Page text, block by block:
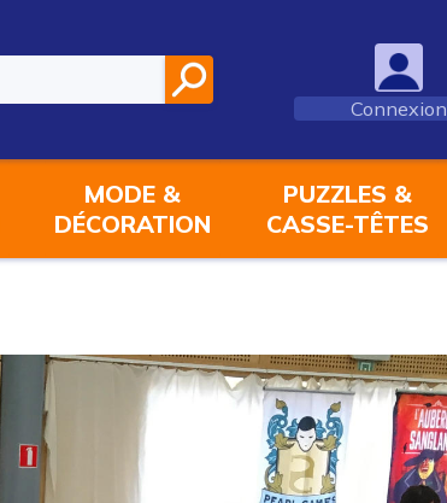
Connexion
MODE &
DÉCORATION
PUZZLES &
CASSE-TÊTES